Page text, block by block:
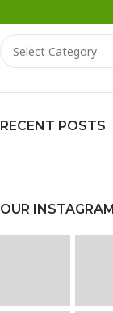
RECENT POSTS
OUR INSTAGRAM